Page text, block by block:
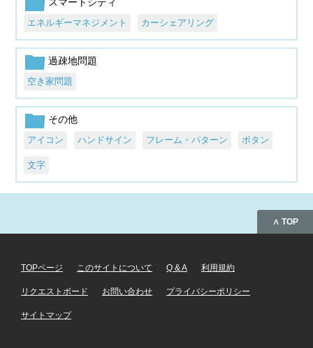
スマートシティ
エネルギーマネジメント カーシェアリング
過疎地問題
空き家問題
その他
アイコン ハンドサイン フレーム・パターン ボタン
文字
∧ TOP
TOPページ このサイトについて Q & A 利用規約
リクエストボード お問い合わせ プライバシーポリシー
サイトマップ